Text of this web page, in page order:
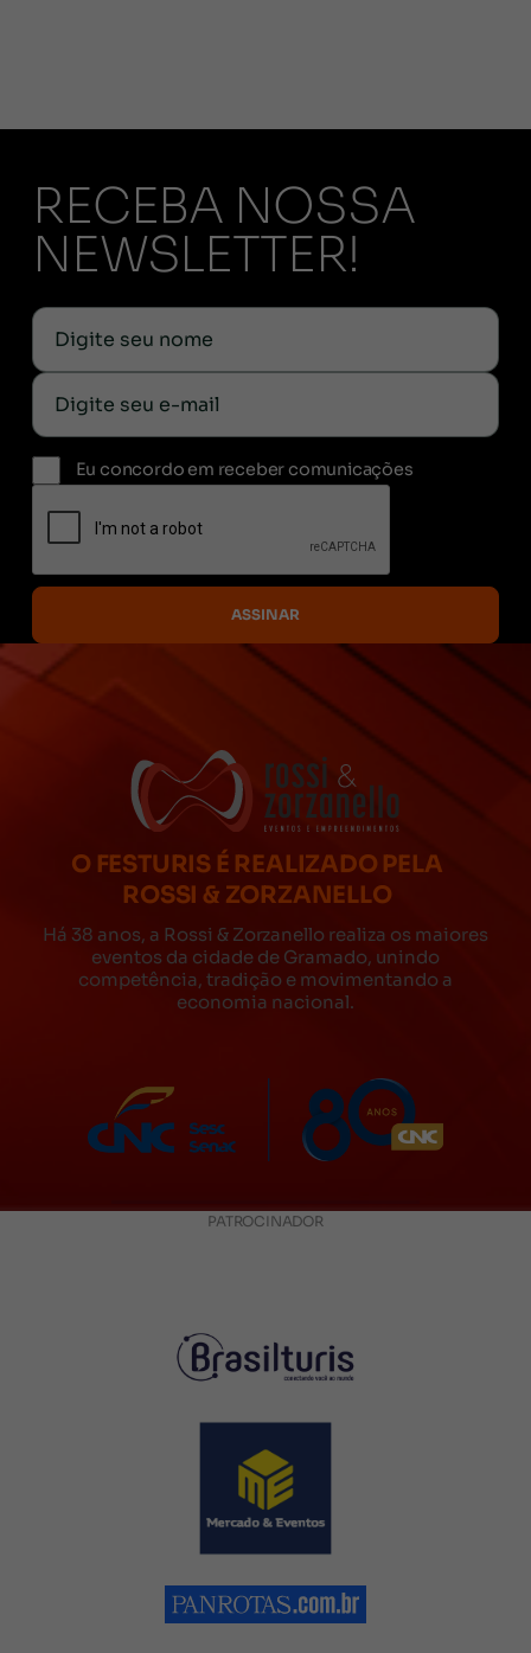
RECEBA NOSSA
NEWSLETTER!
Eu concordo em receber comunicações
O FESTURIS É REALIZADO PELA
ROSSI & ZORZANELLO
Há 38 anos, a Rossi & Zorzanello realiza os maiores
eventos da cidade de Gramado, unindo
competência, tradição e movimentando a
economia nacional.
PATROCINADOR